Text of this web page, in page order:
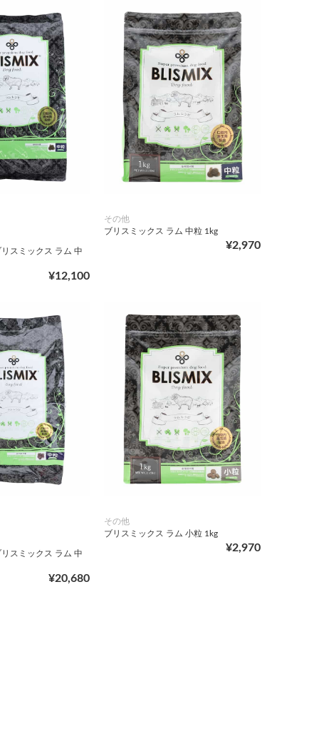
スミックス ラム 中
¥12,100
その他
ブリスミックス ラム 中粒 1kg
¥2,970
スミックス ラム 中
¥20,680
その他
ブリスミックス ラム 小粒 1kg
¥2,970